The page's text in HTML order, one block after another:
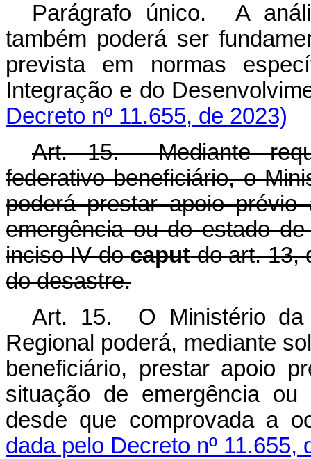
Parágrafo único. A
também poderá ser
prevista em normas
Integração e do
Decreto nº 11.655, de 2023)
Art. 15. Mediante
federativo beneficiário, o
poderá prestar apoio
emergência ou do estado
inciso IV docaputdo art. 13,
do desastre.
Art. 15. O Ministério da
Regional poderá, mediante
beneficiário, prestar apoio
situação de emergência
desde que comprovada a
dada pelo Decreto nº 11.655,